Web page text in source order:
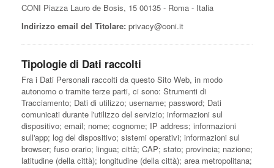
Casa Italia
News
Media
CONI Piazza Lauro de Bosis, 15 00135 - Roma - Italia
Indirizzo email del Titolare: privacy@coni.it
Tipologie di Dati raccolti
Fra i Dati Personali raccolti da questo Sito Web, in modo
autonomo o tramite terze parti, ci sono: Strumenti di
Tracciamento; Dati di utilizzo; username; password; Dati
comunicati durante l'utilizzo del servizio; informazioni sul
dispositivo; email; nome; cognome; IP address; informazioni
sull'app; log del dispositivo; sistemi operativi; informazioni sul
browser; fuso orario; lingua; città; CAP; stato; provincia; nazione;
latitudine (della città); longitudine (della città); area metropolitana;